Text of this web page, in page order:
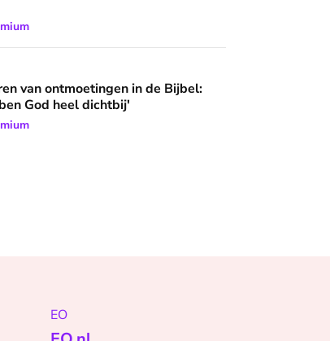
in de Bijbel: 'Deze mensen hebben God heel
van ontmoetingen in de Bijbel:
God heel dichtbij'
EO